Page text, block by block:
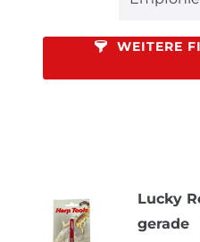
WEITERE
Lucky
gerade